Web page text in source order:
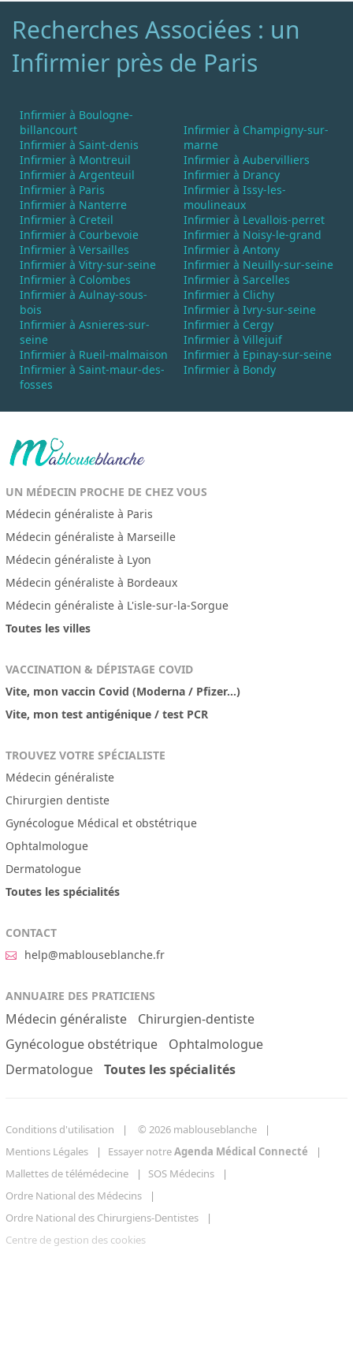
Recherches Associées : un
Infirmier près de Paris
Infirmier à Boulogne-
billancourt
Infirmier à Saint-denis
Infirmier à Montreuil
Infirmier à Argenteuil
Infirmier à Paris
Infirmier à Nanterre
Infirmier à Creteil
Infirmier à Courbevoie
Infirmier à Versailles
Infirmier à Vitry-sur-seine
Infirmier à Colombes
Infirmier à Aulnay-sous-
bois
Infirmier à Asnieres-sur-
seine
Infirmier à Rueil-malmaison
Infirmier à Saint-maur-des-
fosses
Infirmier à Champigny-sur-
marne
Infirmier à Aubervilliers
Infirmier à Drancy
Infirmier à Issy-les-
moulineaux
Infirmier à Levallois-perret
Infirmier à Noisy-le-grand
Infirmier à Antony
Infirmier à Neuilly-sur-seine
Infirmier à Sarcelles
Infirmier à Clichy
Infirmier à Ivry-sur-seine
Infirmier à Cergy
Infirmier à Villejuif
Infirmier à Epinay-sur-seine
Infirmier à Bondy
UN MÉDECIN PROCHE DE CHEZ VOUS
Médecin généraliste à Paris
Médecin généraliste à Marseille
Médecin généraliste à Lyon
Médecin généraliste à Bordeaux
Médecin généraliste à L'isle-sur-la-Sorgue
Toutes les villes
VACCINATION & DÉPISTAGE COVID
Vite, mon vaccin Covid (Moderna / Pfizer...)
Vite, mon test antigénique / test PCR
TROUVEZ VOTRE SPÉCIALISTE
Médecin généraliste
Chirurgien dentiste
Gynécologue Médical et obstétrique
Ophtalmologue
Dermatologue
Toutes les spécialités
CONTACT
help@mablouseblanche.fr
ANNUAIRE DES PRATICIENS
Médecin généraliste
Chirurgien-dentiste
Gynécologue obstétrique
Ophtalmologue
Dermatologue
Toutes les spécialités
Conditions d'utilisation
© 2026 mablouseblanche
Mentions Légales
Essayer notreAgenda Médical Connecté
Mallettes de télémédecine
SOS Médecins
Ordre National des Médecins
Ordre National des Chirurgiens-Dentistes
Centre de gestion des cookies